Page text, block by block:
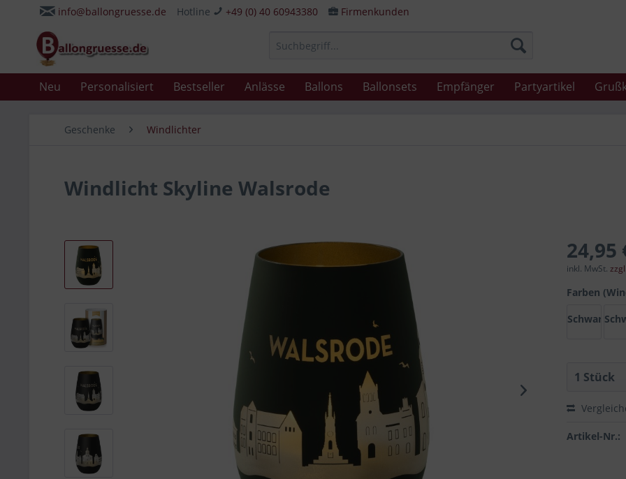
info@ballongruesse.de Hotline +49 (0) 40 60943380 Firmenkunden
Neu Personalisiert Bestseller Anlässe Ballons Ballonsets Empfänger Partyartikel
Geschenke Windlichter
Windlicht Skyline Walsrode
24,95
inkl. MwSt.
Farben
Schwarz/
Artikel-Nr.: